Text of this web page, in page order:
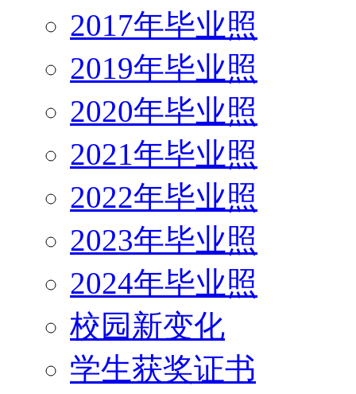
2017年毕业照
2019年毕业照
2020年毕业照
2021年毕业照
2022年毕业照
2023年毕业照
2024年毕业照
校园新变化
学生获奖证书